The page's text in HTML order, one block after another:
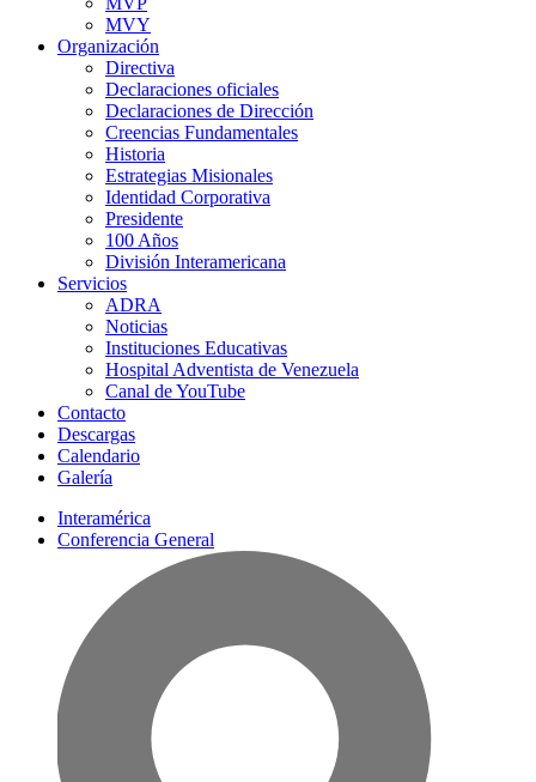
MVY
Organización
Directiva
Declaraciones oficiales
Declaraciones de Dirección
Creencias Fundamentales
Historia
Estrategias Misionales
Identidad Corporativa
Presidente
100 Años
División Interamericana
Servicios
ADRA
Noticias
Instituciones Educativas
Hospital Adventista de Venezuela
Canal de YouTube
Contacto
Descargas
Calendario
Galería
Interamérica
Conferencia General